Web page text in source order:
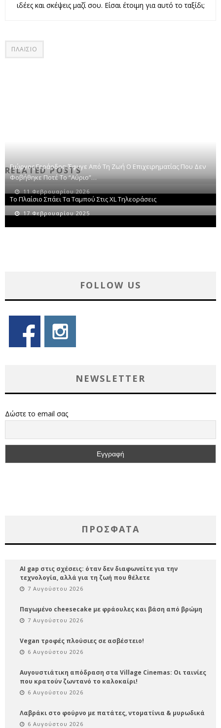
ιδέες και σκέψεις μαζί σου. Είσαι έτοιμη για αυτό το ταξίδι;
ΠΛΑΙΣΙΟ
RELATED POSTS
Γιώργος Γεράρδος: Έφυγε Από Τη Ζωή Ο Επιχειρηματίας Που Δεν
Φοβήθηκε Ποτέ Το “αύριο”…
11 Φεβρουαρίου 2026
Το Πλαίσιο Σπάει Τα Ταμπού Στις XL Τηλεοράσεις
17 Φεβρουαρίου 2025
FOLLOW US
NEWSLETTER
Δώστε το email σας
ΠΡΌΣΦΑΤΑ
AI gap στις σχέσεις: όταν δεν διαφωνείτε για την
τεχνολογία, αλλά για τη ζωή που θέλετε
7 Αυγούστου 2026
Παγωμένο cheesecake με φράουλες και βάση από βρώμη
7 Αυγούστου 2026
Vegan τροφές πλούσιες σε ασβέστειο!
6 Αυγούστου 2026
Αυγουστιάτικη απόδραση στα Village Cinemas: Οι ταινίες
που κρατούν ζωντανό το καλοκαίρι!
6 Αυγούστου 2026
Λαβράκι στο φούρνο με πατάτες, ντοματίνια & μυρωδικά
6 Αυγούστου 2026